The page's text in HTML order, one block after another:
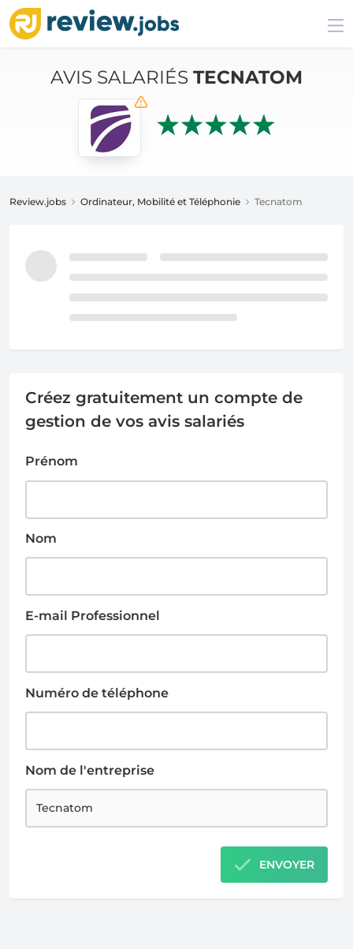
AVIS SALARIÉS TECNATOM
Review.jobs Ordinateur, Mobilité et Téléphonie Tecnatom
Créez gratuitement un compte de
gestion de vos avis salariés
Prénom
Nom
E-mail Professionnel
Numéro de téléphone
Nom de l'entreprise
ENVOYER